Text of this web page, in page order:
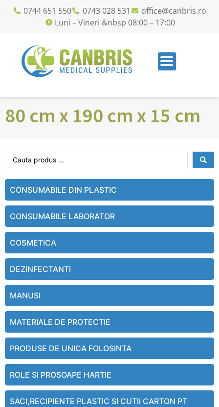
0744 651 550 0743 028 531
office@canbris.ro
Luni – Vineri &nbsp 08:00 – 17:00
80 cm x 190 cm x 15 cm
CONSUMABILE DIN PLASTIC
CONSUMABILE LABORATOR
COSMETICA
DEZINFECTANTI
MANUSI
MATERIALE DE PROTECTIE
PRODUSE DE UNICA FOLOSINTA
ROLE SI PROSOAPE HARTIE
SACI,RECIPIENTE PLASTIC SI CUTII CARTON PT